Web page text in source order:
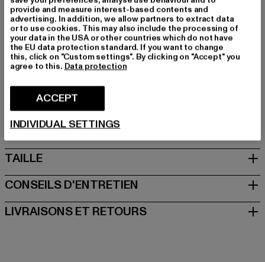
Catégorie: Long Sleeve Shirt
Couleur: blau
Couleur du fabricant: blue
Composition du matériau: 100% Coton
Art.Nr: PD00003418-00064
Fabricant: Urban Styles Agency GmbH & Co. KG |
agentur@urbanstylesagency.com
Schanzenstraße 41 | 51063 Köln | DE
TAILLE
CONSEILS D'ENTRETIEN
LIVRAISONS ET RETOURS
provide and measure interest-based contents and
advertising. In addition, we allow partners to extract data
or to use cookies. This may also include the processing of
your data in the USA or other countries which do not have
the EU data protection standard. If you want to change
this, click on "Custom settings". By clicking on "Accept" you
agree to this. Data protection
ACCEPT
INDIVIDUAL SETTINGS